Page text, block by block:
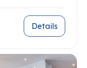
Details